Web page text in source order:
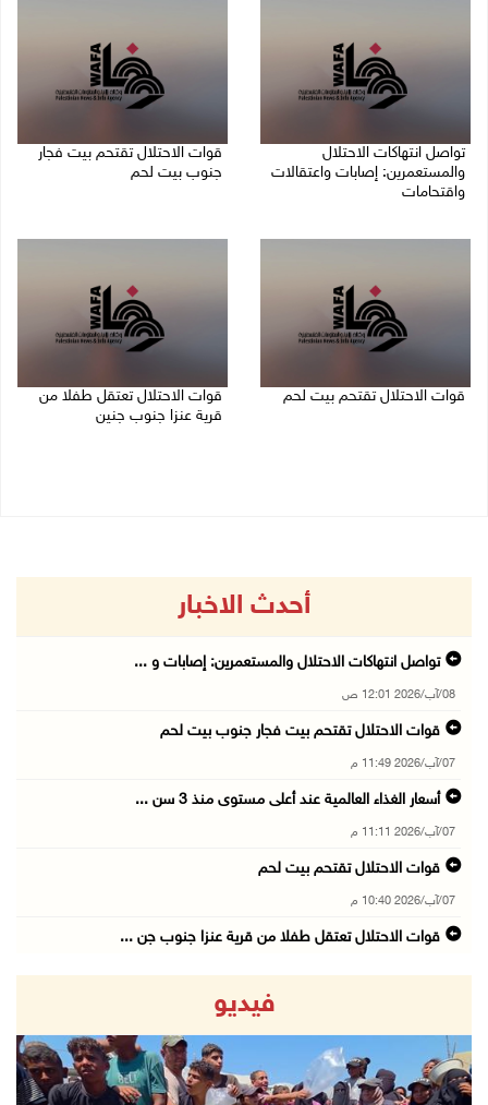
تواصل انتهاكات الاحتلال
والمستعمرين: إصابات واعتقالات
واقتحامات
قوات الاحتلال تقتحم بيت فجار
جنوب بيت لحم
قوات الاحتلال تقتحم بيت لحم
قوات الاحتلال تعتقل طفلا من
قرية عنزا جنوب جنين
أحدث الاخبار
تواصل انتهاكات الاحتلال والمستعمرين: إصابات و ...
08/آب/2026 12:01 ص
قوات الاحتلال تقتحم بيت فجار جنوب بيت لحم
07/آب/2026 11:49 م
أسعار الغذاء العالمية عند أعلى مستوى منذ 3 سن ...
07/آب/2026 11:11 م
قوات الاحتلال تقتحم بيت لحم
07/آب/2026 10:40 م
قوات الاحتلال تعتقل طفلا من قرية عنزا جنوب جن ...
قوات الاحتلال تغلق مداخل يعبد جنوب غرب جنين
07/آب/2026 10:15 م
الاحتلال يعيق تنقل المواطنين ويقتحم بلدات شرق ...
فيديو